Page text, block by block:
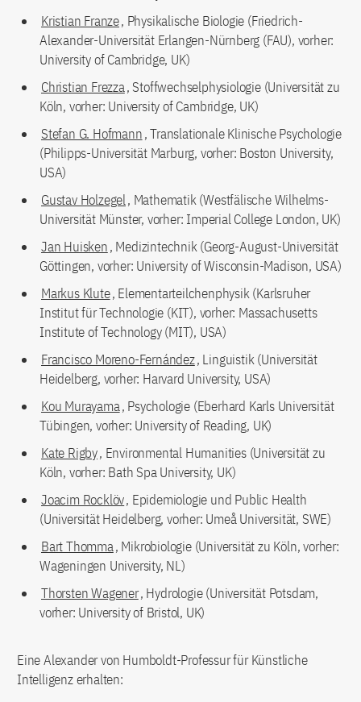
Kristian Franze, Physikalische Biologie (Friedrich-
Alexander-Universität Erlangen-Nürnberg (FAU), vorher:
University of Cambridge, UK)
Christian Frezza, Stoffwechselphysiologie (Universität zu
Köln, vorher: University of Cambridge, UK)
Stefan G. Hofmann, Translationale Klinische Psychologie
(Philipps-Universität Marburg, vorher: Boston University,
USA)
Gustav Holzegel, Mathematik (Westfälische Wilhelms-
Universität Münster, vorher: Imperial College London, UK)
Jan Huisken, Medizintechnik (Georg-August-Universität
Göttingen, vorher: University of Wisconsin-Madison, USA)
Markus Klute, Elementarteilchenphysik (Karlsruher
Institut für Technologie (KIT), vorher: Massachusetts
Institute of Technology (MIT), USA)
Francisco Moreno-Fernández, Linguistik (Universität
Heidelberg, vorher: Harvard University, USA)
Kou Murayama, Psychologie (Eberhard Karls Universität
Tübingen, vorher: University of Reading, UK)
Kate Rigby, Environmental Humanities (Universität zu
Köln, vorher: Bath Spa University, UK)
Joacim Rocklöv, Epidemiologie und Public Health
(Universität Heidelberg, vorher: Umeå Universität, SWE)
Bart Thomma, Mikrobiologie (Universität zu Köln, vorher:
Wageningen University, NL)
Thorsten Wagener, Hydrologie (Universität Potsdam,
vorher: University of Bristol, UK)
Eine Alexander von Humboldt-Professur für Künstliche
Intelligenz erhalten: